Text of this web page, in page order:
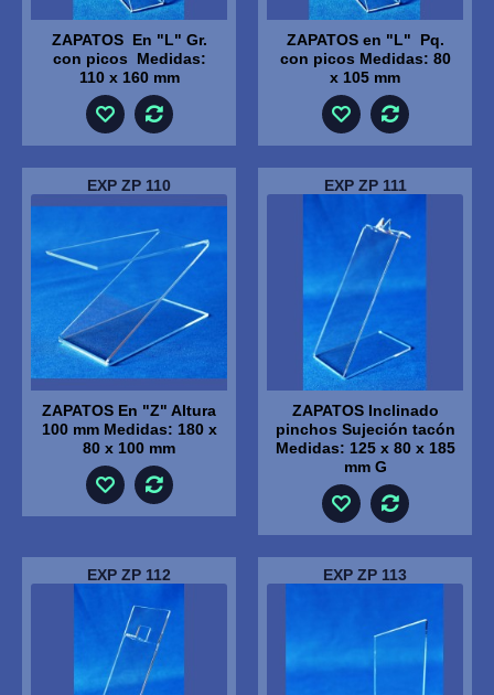
ZAPATOS En "L" Gr.
con picos Medidas:
110 x 160 mm
ZAPATOS en "L" Pq.
con picos Medidas: 80
x 105 mm
EXP ZP 110
ZAPATOS En "Z" Altura
100 mm Medidas: 180 x
80 x 100 mm
EXP ZP 111
ZAPATOS Inclinado
pinchos Sujeción tacón
Medidas: 125 x 80 x 185
mm G
EXP ZP 112 EXP ZP 113